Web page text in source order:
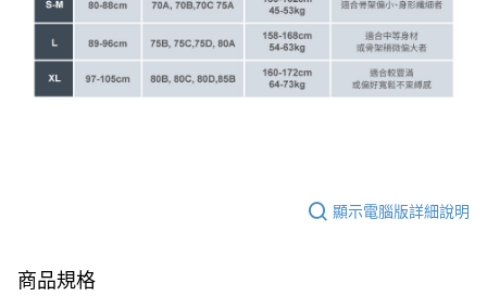
顯示電腦版詳細說明
商品規格